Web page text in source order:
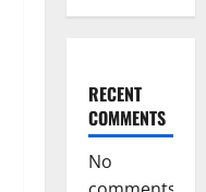
RECENT
COMMENTS
No